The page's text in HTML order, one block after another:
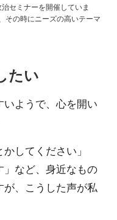
セミナーを開催していま
その時にニーズの高いテーマ
たい
ようで、心を開い
してください」
」など、身近なもの
、こうした声が私